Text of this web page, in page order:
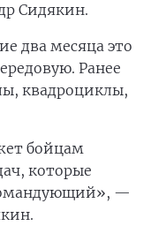
Сидякин.
два месяца это
Ранее
квадроциклы,
бойцам
которые
—